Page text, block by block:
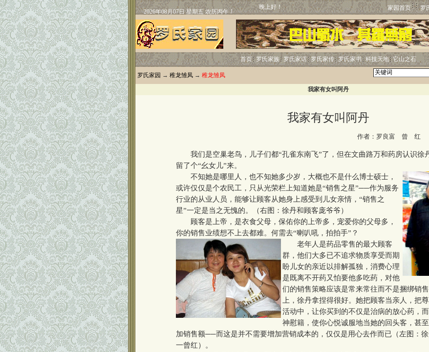
晚上好！ 家园首页 罗
首页 罗氏家族 罗氏家话 罗氏家传 罗氏家书 科技天地 它山之石
罗氏家园 → 稚龙雏凤 → 稚龙雏凤
我家有女叫阿丹
我家有女叫阿丹
作者：罗良富 曾 红
我们是空巢老鸟，儿子们都“孔雀东南飞”了，但在文曲路万和药房认识徐
留了个“幺女儿”来。
不知她是哪里人，也不知她多少岁，大概也不是什么博士硕士，
或许仅仅是个农民工，只从光荣栏上知道她是“销售之星”──作为服务
行业的从业人员，能够让顾客从她身上感受到儿女亲情，“销售之
星”一定是当之无愧的。（右图：徐丹和顾客庞爷爷）
顾客是上帝，是衣食父母，保佑你的上帝多，宠爱你的父母多，
你的销售业绩想不上去都难。何需去“喇叭吼，拍拍手”？
老年人是药品零售的最大顾客
群，他们大多已不追求物质享受而期
盼儿女的亲近以排解孤独，消费心理
是既离不开药又怕要他多吃药，对他
们的销售策略应该是常来常往而不是捆绑销
上，徐丹拿捏得很好。她把顾客当亲人，把
活动中，让你买到的不仅是治病的放心药，
神慰籍，使你心悦诚服地当她的回头客，甚
加销售额──而这是并不需要增加营销成本的，仅仅是用心去作而已（左图：
一曾红）。